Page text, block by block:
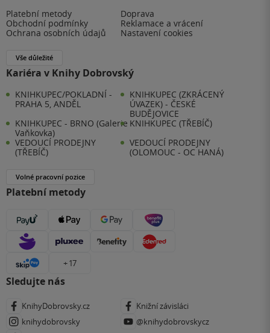
Platební metody
Doprava
Obchodní podmínky
Reklamace a vrácení
Ochrana osobních údajů
Nastavení cookies
Vše důležité
Kariéra v Knihy Dobrovský
KNIHKUPEC/POKLADNÍ -
PRAHA 5, ANDĚL
KNIHKUPEC (ZKRÁCENÝ
ÚVAZEK) - ČESKÉ
BUDĚJOVICE
KNIHKUPEC - BRNO (Galerie
Vaňkovka)
KNIHKUPEC (TŘEBÍČ)
VEDOUCÍ PRODEJNY
(TŘEBÍČ)
VEDOUCÍ PRODEJNY
(OLOMOUC - OC HANÁ)
Volné pracovní pozice
Platební metody
+ 17
Sledujte nás
KnihyDobrovsky.cz
Knižní závisláci
knihydobrovsky
@knihydobrovskycz